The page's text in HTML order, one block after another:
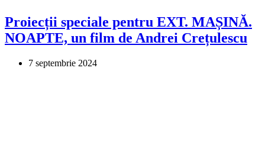
Proiecții speciale pentru EXT. MAȘINĂ.
NOAPTE, un film de Andrei Crețulescu
7 septembrie 2024